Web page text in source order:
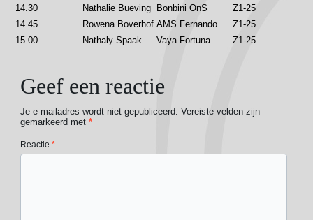
14.30 Nathalie Bueving Bonbini OnS
Z1-25
14.45
Rowena Boverhof AMS Fernando
Z1-25
15.00
Nathaly Spaak Vaya Fortuna Z1-25
Geef een reactie
Je e-mailadres wordt niet gepubliceerd. Vereiste velden zijn
gemarkeerd met*
Reactie*